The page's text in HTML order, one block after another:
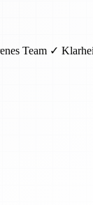
Team ✓